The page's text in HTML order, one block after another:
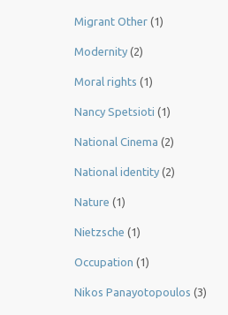
Migrant Other (1)
Modernity (2)
Moral rights (1)
Nancy Spetsioti (1)
National Cinema (2)
National identity (2)
Nature (1)
Nietzsche (1)
Occupation (1)
Nikos Panayotopoulos (3)